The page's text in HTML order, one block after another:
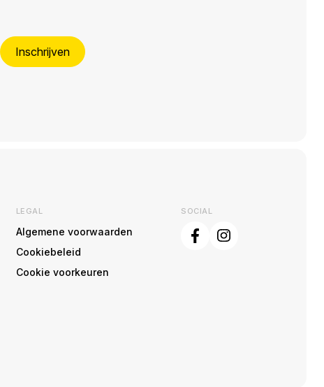
Inschrijven
LEGAL
Algemene voorwaarden
Cookiebeleid
Cookie voorkeuren
SOCIAL